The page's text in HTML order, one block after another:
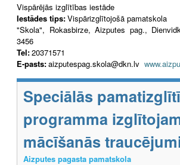
Vispārējās izglītības iestāde
Iestādes tips:Vispārizglītojošā pamatskola
"Skola", Rokasbirze, Aizputes pag.,
3456
Tel:20371571
E-pasts:aizputespag.skola@dkn.lv
Speciālās
programma
mācīšanās
Aizputes pagasta pamatskola